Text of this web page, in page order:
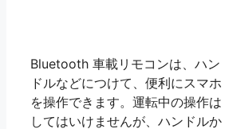
Bluetooth 車載リモコンは、ハン
ドルなどにつけて、便利にスマホ
を操作できます。運転中の操作は
してはいけませんが、ハンドルか